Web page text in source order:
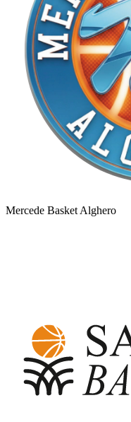
Mercede Basket Alghero